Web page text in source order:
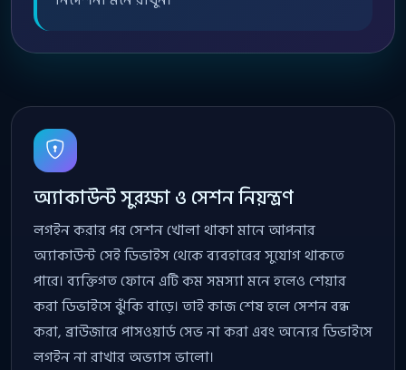
অ্যাকাউন্ট সুরক্ষা ও সেশন নিয়ন্ত্রণ
লগইন করার পর সেশন খোলা থাকা মানে আপনার
অ্যাকাউন্ট সেই ডিভাইস থেকে ব্যবহারের সুযোগ থাকতে
পারে। ব্যক্তিগত ফোনে এটি কম সমস্যা মনে হলেও শেয়ার
করা ডিভাইসে ঝুঁকি বাড়ে। তাই কাজ শেষ হলে সেশন বন্ধ
করা, ব্রাউজারে পাসওয়ার্ড সেভ না করা এবং অন্যের ডিভাইসে
লগইন না রাখার অভ্যাস ভালো।